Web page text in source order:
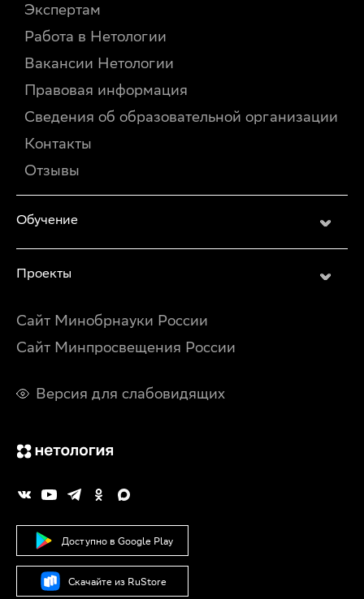
Доступно в Google Play
Скачайте из RuStore
Экспертам
Работа в Нетологии
Вакансии Нетологии
Правовая информация
Сведения об образовательной организации
Контакты
Отзывы
Обучение
Проекты
Сайт Минобрнауки России
Сайт Минпросвещения России
Версия для слабовидящих